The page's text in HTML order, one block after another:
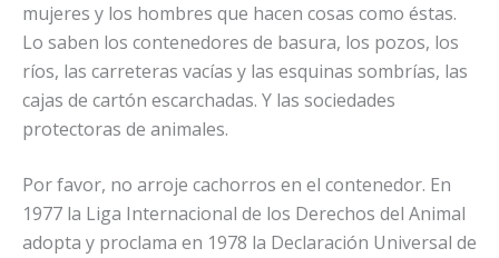
mujeres y los hombres que hacen cosas como éstas.
Lo saben los contenedores de basura, los pozos, los
ríos, las carreteras vacías y las esquinas sombrías, las
cajas de cartón escarchadas. Y las sociedades
protectoras de animales.
Por favor, no arroje cachorros en el contenedor. En
1977 la Liga Internacional de los Derechos del Animal
adopta y proclama en 1978 la Declaración Universal de